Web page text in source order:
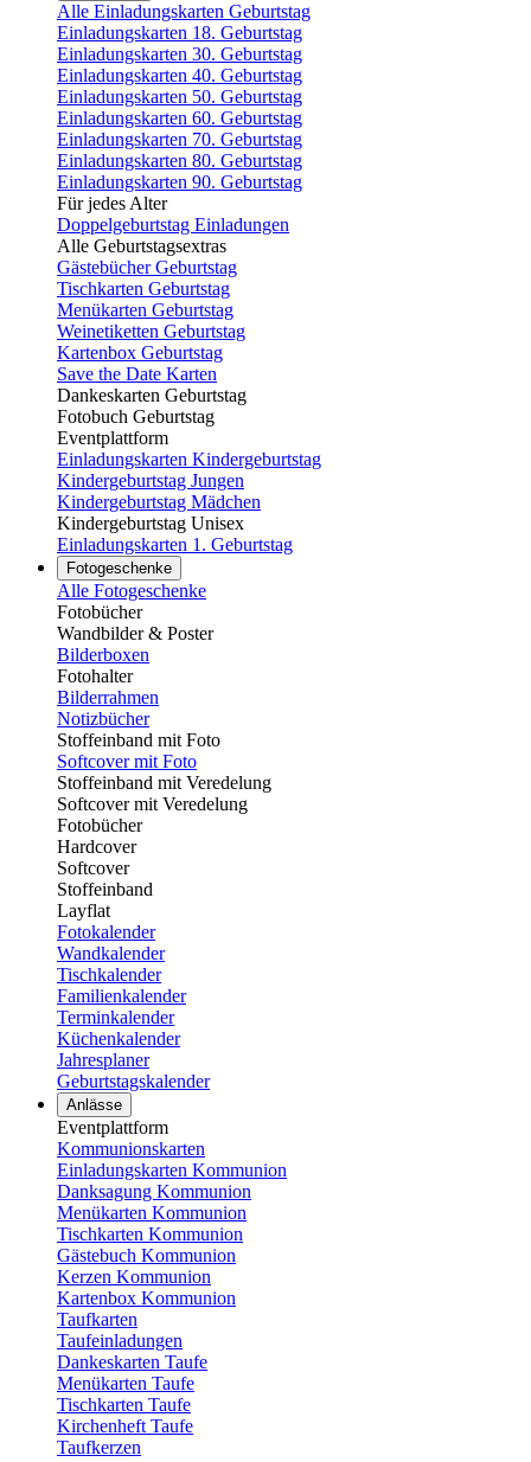
Alle Einladungskarten Geburtstag
Einladungskarten 18. Geburtstag
Einladungskarten 30. Geburtstag
Einladungskarten 40. Geburtstag
Einladungskarten 50. Geburtstag
Einladungskarten 60. Geburtstag
Einladungskarten 70. Geburtstag
Einladungskarten 80. Geburtstag
Einladungskarten 90. Geburtstag
Für jedes Alter
Doppelgeburtstag Einladungen
Alle Geburtstagsextras
Gästebücher Geburtstag
Tischkarten Geburtstag
Menükarten Geburtstag
Weinetiketten Geburtstag
Kartenbox Geburtstag
Save the Date Karten
Dankeskarten Geburtstag
Fotobuch Geburtstag
Eventplattform
Einladungskarten Kindergeburtstag
Kindergeburtstag Jungen
Kindergeburtstag Mädchen
Kindergeburtstag Unisex
Einladungskarten 1. Geburtstag
Fotogeschenke
Alle Fotogeschenke
Fotobücher
Wandbilder & Poster
Bilderboxen
Fotohalter
Bilderrahmen
Notizbücher
Stoffeinband mit Foto
Softcover mit Foto
Stoffeinband mit Veredelung
Softcover mit Veredelung
Fotobücher
Hardcover
Softcover
Stoffeinband
Layflat
Fotokalender
Wandkalender
Tischkalender
Familienkalender
Terminkalender
Küchenkalender
Jahresplaner
Geburtstagskalender
Anlässe
Eventplattform
Kommunionskarten
Einladungskarten Kommunion
Danksagung Kommunion
Menükarten Kommunion
Tischkarten Kommunion
Gästebuch Kommunion
Kerzen Kommunion
Kartenbox Kommunion
Taufkarten
Taufeinladungen
Dankeskarten Taufe
Menükarten Taufe
Tischkarten Taufe
Kirchenheft Taufe
Taufkerzen